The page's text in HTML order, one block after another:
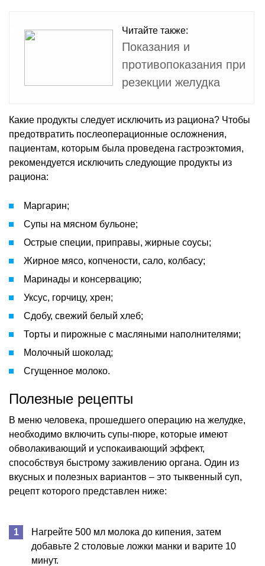
Читайте также:
Показания и
противопоказания при
резекции желудка
Какие продукты следует исключить из рациона? Чтобы
предотвратить послеоперационные осложнения,
пациентам, которым была проведена гастроэктомия,
рекомендуется исключить следующие продукты из
рациона:
Маргарин;
Супы на мясном бульоне;
Острые специи, приправы, жирные соусы;
Жирное мясо, копчености, сало, колбасу;
Маринады и консервацию;
Уксус, горчицу, хрен;
Сдобу, свежий белый хлеб;
Торты и пирожные с масляными наполнителями;
Молочный шоколад;
Сгущенное молоко.
Полезные рецепты
В меню человека, прошедшего операцию на желудке,
необходимо включить супы-пюре, которые имеют
обволакивающий и успокаивающий эффект,
способствуя быстрому заживлению органа. Один из
вкусных и полезных вариантов – это тыквенный суп,
рецепт которого представлен ниже:
Нагрейте 500 мл молока до кипения, затем
добавьте 2 столовые ложки манки и варите 10
минут.